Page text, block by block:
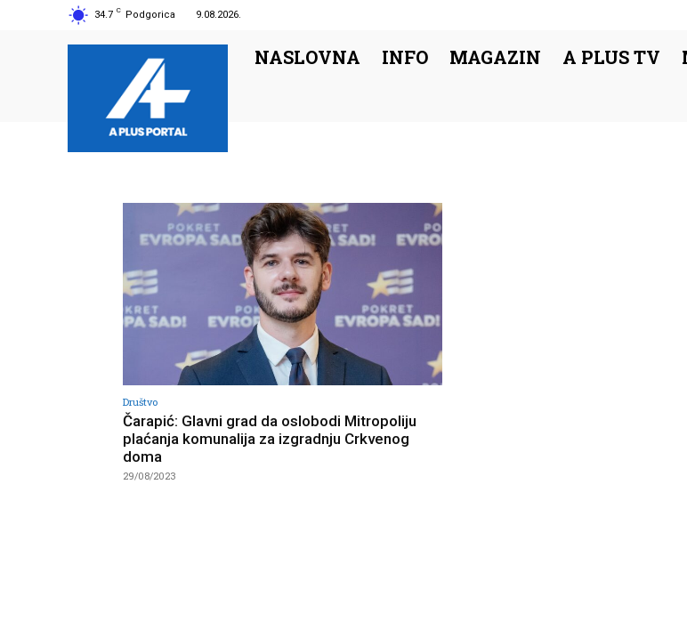
34.7 C Podgorica 9.08.2026.
NASLOVNA INFO MAGAZIN A PLUS TV
Društvo
Čarapić: Glavni grad da oslobodi Mitropoliju
plaćanja komunalija za izgradnju Crkvenog
doma
29/08/2023